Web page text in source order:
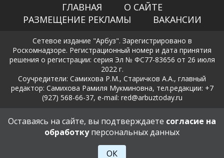
ГЛАВНАЯ
О САЙТЕ
РАЗМЕЩЕНИЕ РЕКЛАМЫ
ВАКАНСИИ
Сетевое издание "Арбуз". Зарегистрировано в
Роскомнадзоре. Регистрационный номер и дата принятия
решения о регистрации: серия Эл № ФС77-83656 от 26 июля
2022 г.
Соучредители: Самихова Р.М., Старичков А.А., главный
редактор: Самихова Рамиля Мукминовна, тел.редакции: +7
(927) 568-66-37, e-mail: red@arbuztoday.ru
Политика в отношении обработки и защиты персональных
данных
18+
Оставаясь на сайте, вы подтверждаете согласие на
обработкуперсональных данных
ОК